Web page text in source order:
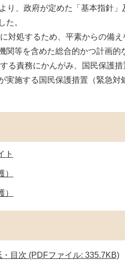
り、政府が定めた「基本指針
た。
対処するため、平素からの備
関等を含めた総合的かつ計画的
る責務にかんがみ、国民保護
実施する国民保護措置（緊急対
ト
・目次 (PDFファイル: 335.7KB)